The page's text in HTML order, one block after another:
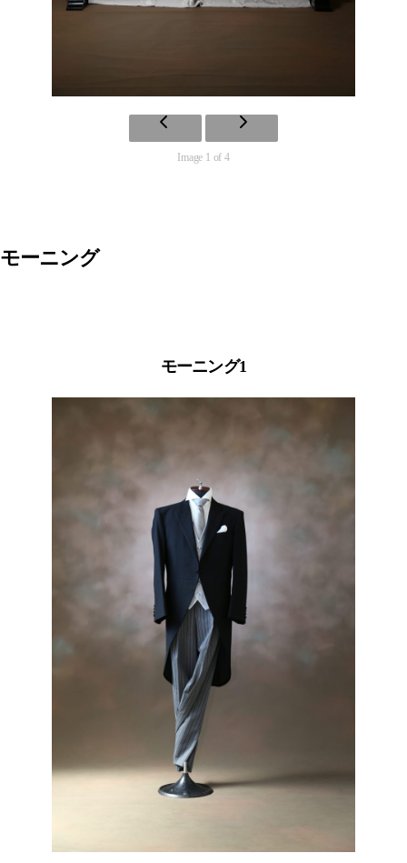
Image 1 of 4
モーニング
モーニング1